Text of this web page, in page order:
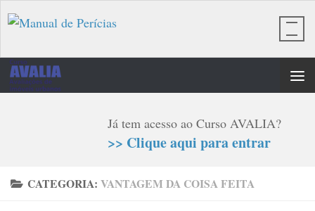
Skip to content
Já tem acesso ao Curso AVALIA?
>> Clique aqui para entrar
CATEGORIA: VANTAGEM DA COISA FEITA